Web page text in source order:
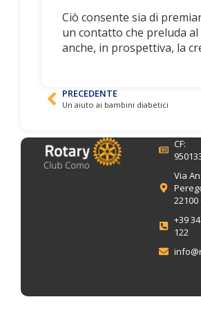
Ciò consente sia di
un contatto che preluda
anche, in prospettiva, la
PRECEDENTE
Un aiuto ai bambini diabetici
CF:
Via
22100
+39
122